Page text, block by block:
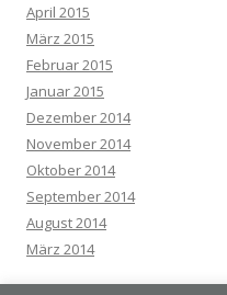
April 2015
März 2015
Februar 2015
Januar 2015
Dezember 2014
November 2014
Oktober 2014
September 2014
August 2014
März 2014